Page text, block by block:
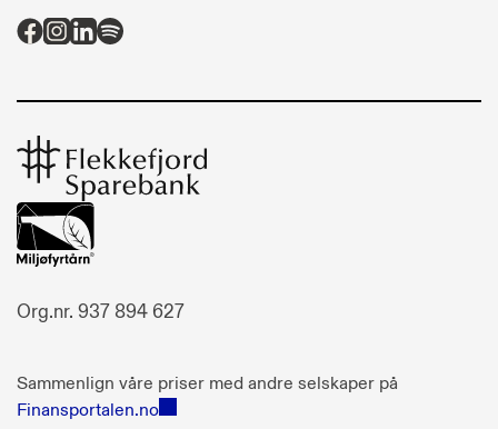
Flekkefjord
Sparebank
Org.nr. 937 894 627
Sammenlign våre priser med andre selskaper på
Finansportalen.no